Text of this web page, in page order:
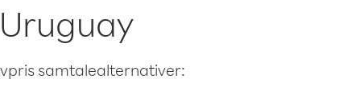
samtalealternativer: